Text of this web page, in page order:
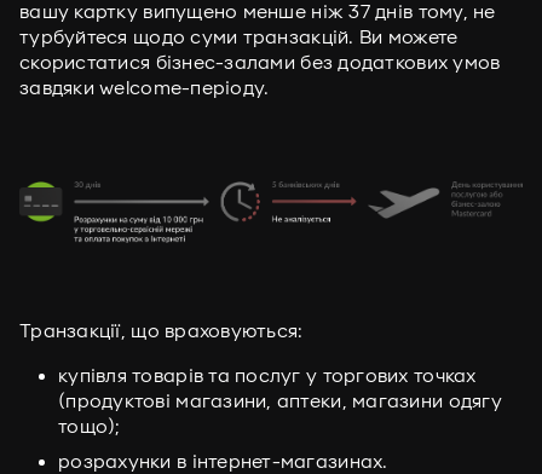
вашу картку випущено менше ніж 37 днів тому, не
турбуйтеся щодо суми транзакцій. Ви можете
скористатися бізнес-залами без додаткових умов
завдяки welcome-періоду.
Транзакції, що враховуються:
купівля товарів та послуг у торгових точках
(продуктові магазини, аптеки, магазини одягу
тощо);
розрахунки в інтернет-магазинах.